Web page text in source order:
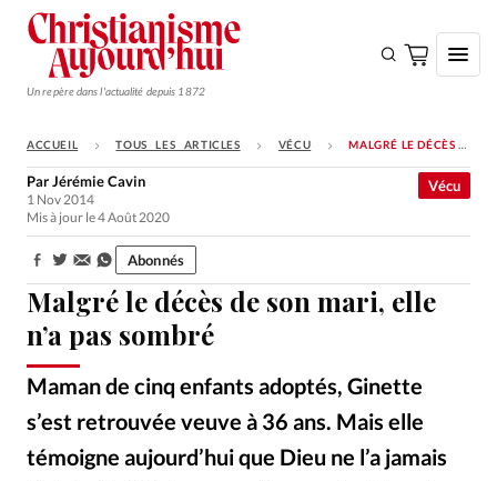
Un repère dans l'actualité depuis 1872
S'ABONNER
Monde
Opinions
Tous les articles
Faire un don
Se connecter
ACCUEIL TOUS LES ARTICLES VÉCU MALGRÉ LE DÉCÈS DE SON MARI, ELLE N’A PAS SOMBRÉ
Malgré le décès de son mari, elle
n’a pas sombré
Maman de cinq enfants adoptés, Ginette
s’est retrouvée veuve à 36 ans. Mais elle
témoigne aujourd’hui que Dieu ne l’a jamais
Vécu
ParJérémie Cavin
1 Nov 2014
Mis à jour le 4 Août 2020
Partager: Abonnés